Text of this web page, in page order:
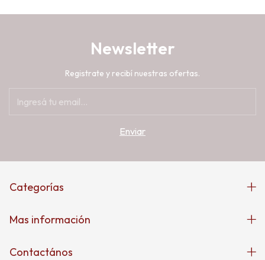
Newsletter
Registrate y recibí nuestras ofertas.
Categorías
Mas información
Contactános